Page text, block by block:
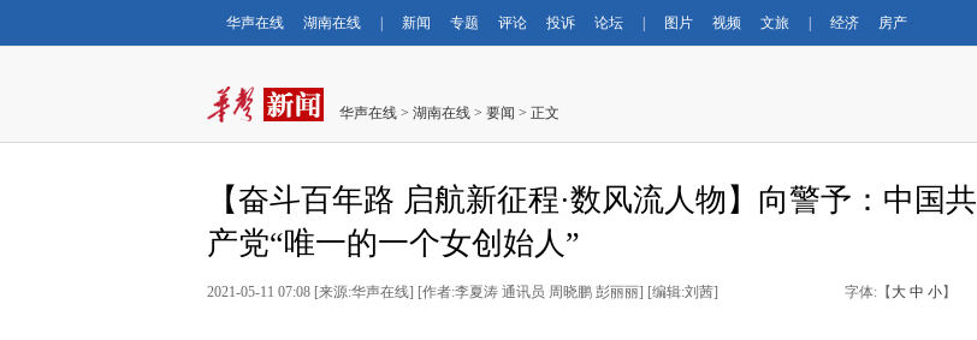
华声在线 湖南在线 新闻 专题 评论 投诉 论坛 图片 视频 文旅 经济 房产
华声在线 > 湖南在线 > 要闻 > 正文
【奋斗百年路 启航新征程·数风流人物】向警予：中国共
产党“唯一的一个女创始人”
2021-05-11 07:08 [来源:华声在线] [作者:李夏涛 通讯员 周晓鹏 彭丽丽] [编辑:刘茜] 字体:【 大 中 小】